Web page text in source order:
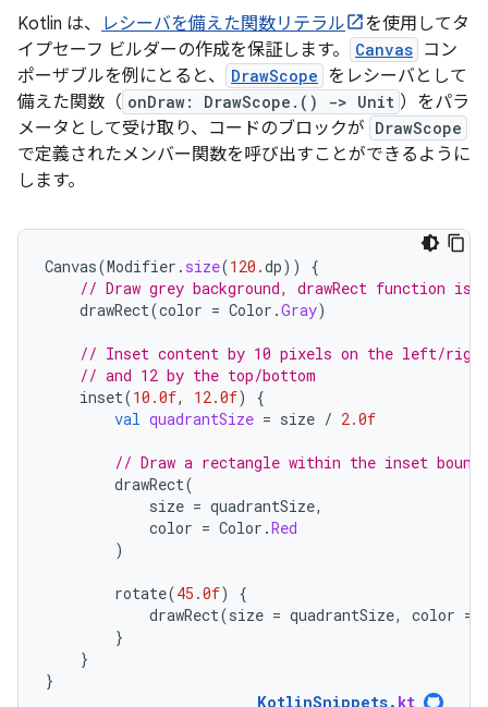
Kotlin は、 レシーバを備えた関数リテラル
を使用してタ
イプセーフ ビルダーの作成を保証します。
Canvas コン
ポーザブルを例にとると、
DrawScope をレシーバとして
備えた関数（ onDraw: DrawScope.() -> Unit ）をパラ
メータとして受け取り、コードのブロックが DrawScope
で定義されたメンバー関数を呼び出すことができるように
します。
Canvas(Modifier . size(120.dp))
{
// Draw grey background, drawRect function is
drawRect(color = Color .Gray)
// Inset content by 10 pixels on the left/
// and 12 by the top/bottom
inset(10.0f, 12.0f)
{
val quadrantSize = size / 2.0f
// Draw a rectangle within the inset bounds
drawRect(
size = quadrantSize,
color = Color .Red
)
rotate(45.0f)
{
drawRect(size = quadrantSize, color =
}
}
}
KotlinSnippets. kt